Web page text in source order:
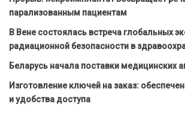
парализованным пациентам
В Вене состоялась встреча глобальных
радиационной безопасности в
Беларусь начала поставки медицинских
Изготовление ключей на заказ:
и удобства доступа